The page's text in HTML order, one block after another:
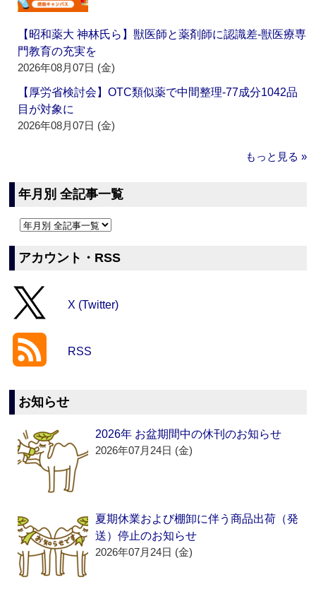
【昭和薬大 神林氏ら】獣医師と薬剤師に認識差‐獣医療専
門教育の充実を
2026年08月07日 (金)
【厚労省検討会】OTC類似薬で中間整理‐77成分1042品
目が対象に
2026年08月07日 (金)
もっと見る »
年月別 全記事一覧
アカウント・RSS
X (Twitter)
RSS
お知らせ
2026年 お盆期間中の休刊のお知らせ
2026年07月24日 (金)
夏期休業および棚卸に伴う商品出荷（発
送）停止のお知らせ
2026年07月24日 (金)